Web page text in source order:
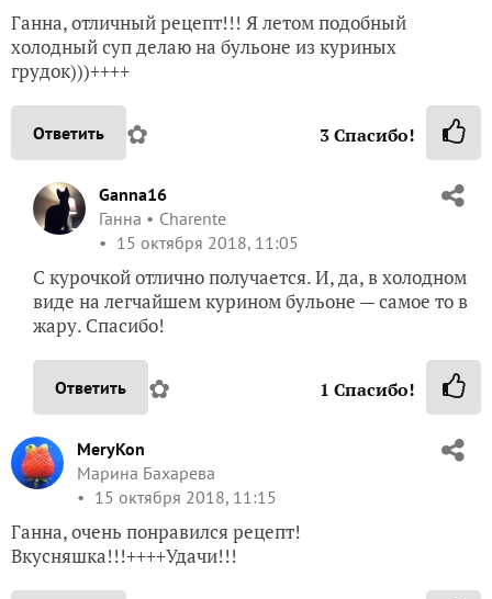
Ганна, отличный рецепт!!! Я летом подобный
холодный суп делаю на бульоне из куриных
грудок)))++++
Ответить ✿ 3Спасибо!
Ganna16
Ганна
Charente
15 октября 2018, 11:05
С курочкой отлично получается. И, да, в холодном
виде на легчайшем курином бульоне — самое то в
жару. Спасибо!
Ответить ✿ 1 Спасибо!
MeryKon
Марина Бахарева
15 октября 2018, 11:15
Ганна, очень понравился рецепт!
Вкусняшка!!!++++Удачи!!!